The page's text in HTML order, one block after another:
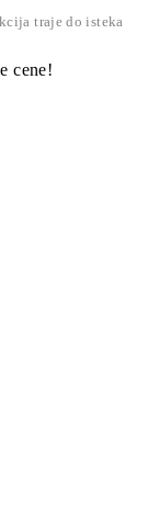
traje do isteka
cene!